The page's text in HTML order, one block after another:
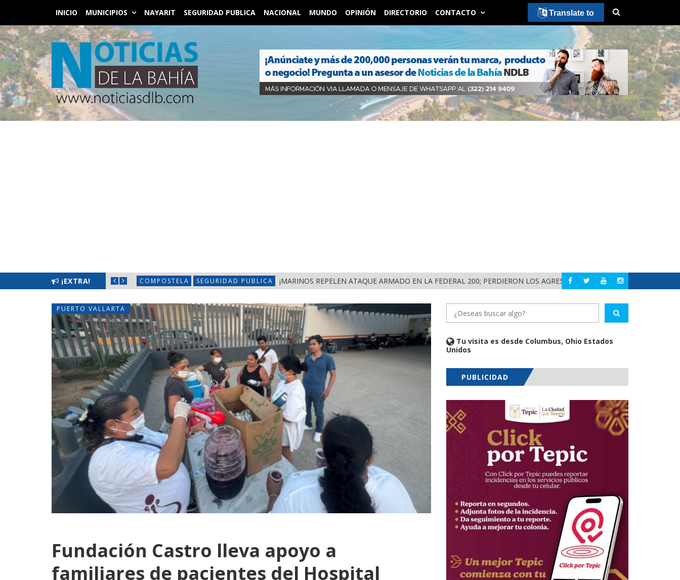
INICIO MUNICIPIOS NAYARIT SEGURIDAD PUBLICA NACIONAL MUNDO OPINIÓN DIRECTORIO CONTACTO
¡EXTRA!
JORNADA «HECHOS PARA ESCUCHARTE» COMPOSTELA SEGURIDAD PUBLICA ¡MARINOS REPELEN ATAQUE ARMADO EN LA FEDERAL 200; PERDIERON LOS AGRESORES! NAYARIT ¡HISTÓRICO! LOS
PUERTO VALLARTA
Fundación Castro lleva apoyo a
familiares de pacientes del Hospital
Tu visita es desde Columbus, Ohio Estados
Unidos
PUBLICIDAD
Translate to